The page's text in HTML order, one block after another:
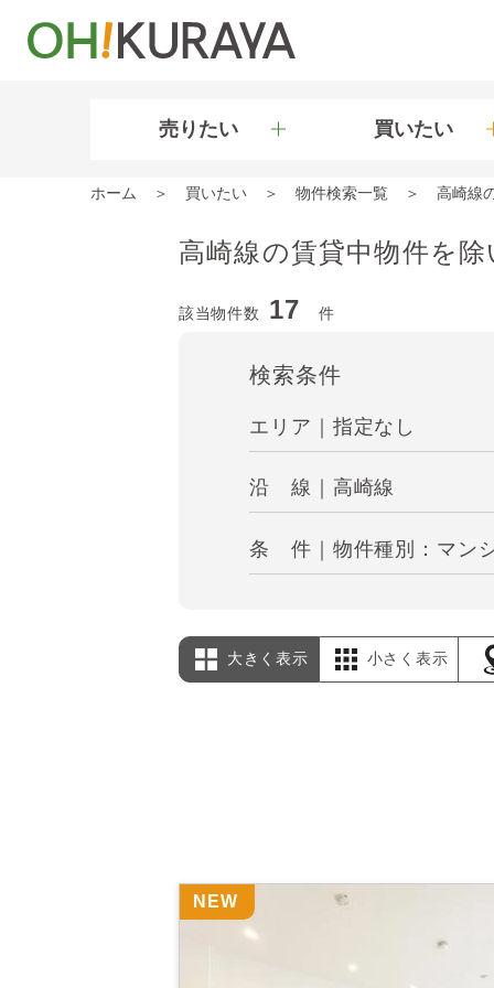
売りたい 買いたい
ホーム 買いたい 物件検索一覧 高崎線
高崎線の賃貸中物件を
該当物件数 17 件
検索条件
エリア｜指定なし
沿 線｜高崎線
条 件｜物件種別：マン
大きく表示 小さく表示
NEW